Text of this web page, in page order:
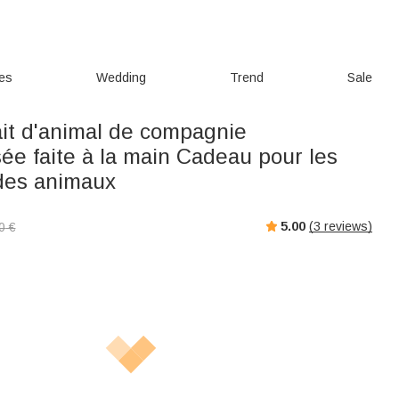
Wedding Trend Sale
d'animal de compagnie
faite à la main Cadeau pour les
animaux
€ 5.00 (3 reviews)